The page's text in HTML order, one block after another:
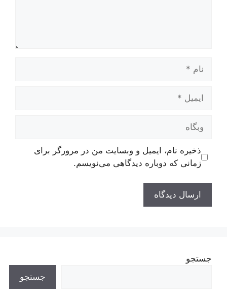
ایمیل
وبگاه
ذخیره نام، ایمیل و وبسایت من در مرورگر برای
زمانی که دوباره دیدگاهی می‌نویسم.
جستجو
جستجو